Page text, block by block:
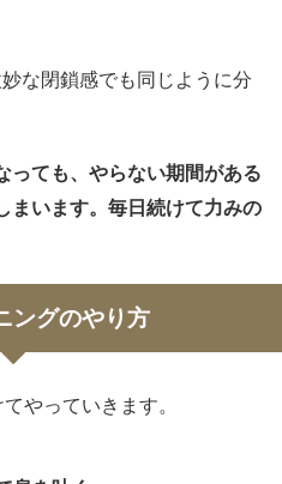
な閉鎖感でも同じように分
っても、やらない期間がある
まいます。毎日続けて力みの
ングのやり方
やっていきます。